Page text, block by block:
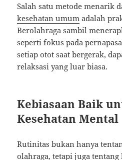
Salah satu metode menarik
kesehatan umum adalah
Berolahraga sambil
seperti fokus pada
setiap otot saat bergerak,
relaksasi yang luar biasa.
Kebiasaan Baik
Kesehatan Mental
Rutinitas bukan hanya
olahraga, tetapi juga tentang